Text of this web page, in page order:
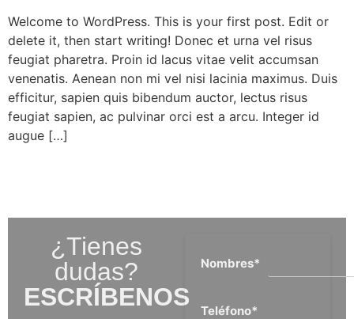
Welcome to WordPress. This is your first post. Edit or
delete it, then start writing! Donec et urna vel risus
feugiat pharetra. Proin id lacus vitae velit accumsan
venenatis. Aenean non mi vel nisi lacinia maximus. Duis
efficitur, sapien quis bibendum auctor, lectus risus
feugiat sapien, ac pulvinar orci est a arcu. Integer id
augue […]
¿Tienes
dudas?
ESCRÍBENOS
Nombres*
Teléfono*